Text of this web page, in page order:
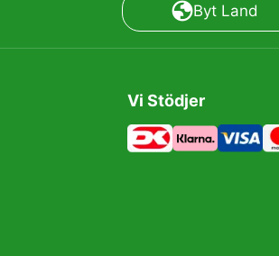
Byt Land
Vi Stödjer